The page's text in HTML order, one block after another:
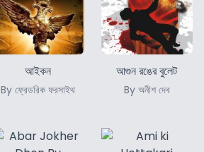
আইকন
By ফ্রেডরিক ফরসাইথ
আগুন রঙের বুলেট
By অনীশ দেব